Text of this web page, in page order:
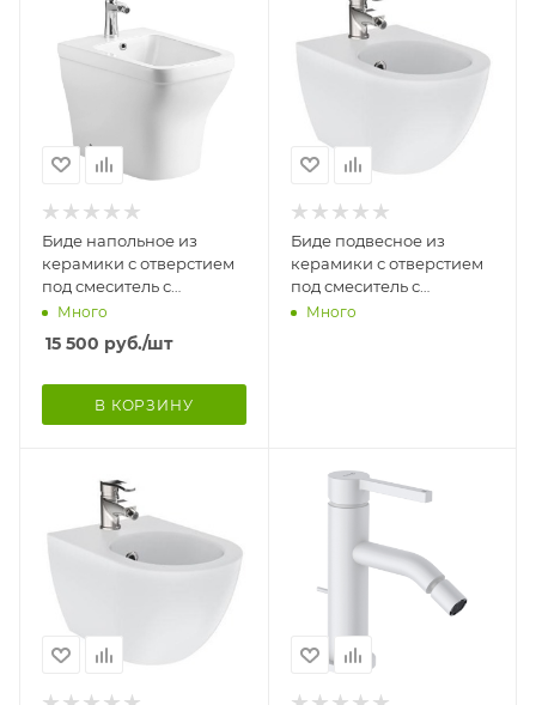
Биде напольное из
керамики с отверстием
под смеситель с
переливом 365х560х400
Много
15 500 руб./шт
В КОРЗИНУ
Биде подвесное из
керамики с отверстием
под смеситель с
переливом
Много